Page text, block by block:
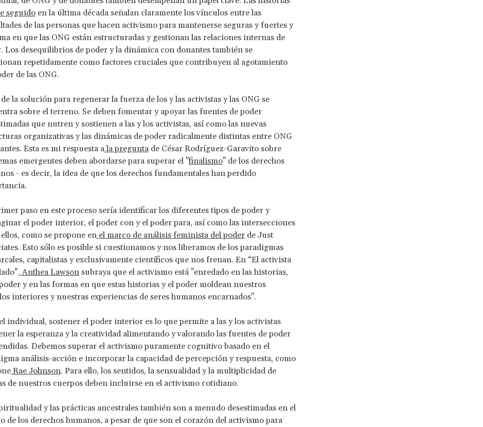
seguidoen la última década señalan claramente los vínculos entre las
de las personas que hacen activismo para mantenerse seguras y fuertes y
en que las ONG están estructuradas y gestionan las relaciones internas de
Los desequilibrios de poder y la dinámica con donantes también se
repetidamente como factores cruciales que contribuyen al agotamiento
de las ONG.
la solución para regenerar la fuerza de los y las activistas y las ONG se
sobre el terreno. Se deben fomentar y apoyar las fuentes de poder
que nutren y sostienen a las y los activistas, así como las nuevas
organizativas y las dinámicas de poder radicalmente distintas entre ONG
Esta es mi respuesta ala preguntade César Rodríguez-Garavito sobre
emergentes deben abordarse para superar el "finalismo" de los derechos
- es decir, la idea de que los derechos fundamentales han perdido
paso en este proceso sería identificar los diferentes tipos de poder y
elpoder interior, el poder con y el poder para, así como las intersecciones
como se propone enel marco de análisis feminista del poderde Just
Esto sólo es posible si cuestionamos y nos liberamos de los paradigmas
capitalistas y exclusivamente científicos que nos frenan. En “El activista
Anthea Lawsonsubraya que el activismo está "enredado en las historias,
y en las formas en que estas historias y el poder moldean nuestros
interiores y nuestras experiencias de seres humanos encarnados".
individual, sostener el poder interior es lo que permite a las y los activistas
la esperanza y la creatividad alimentando y valorando las fuentes de poder
Debemos superar el activismo puramente cognitivo basado en el
análisis-acción e incorporar la capacidad de percepción y respuesta, como
Rae Johnson. Para ello, los sentidos, la sensualidad y la multiplicidad de
de nuestros cuerpos deben incluirse en el activismo cotidiano.
y las prácticas ancestrales también son a menudo desestimadas en el
de los derechos humanos, a pesar de que son el corazón del activismo para